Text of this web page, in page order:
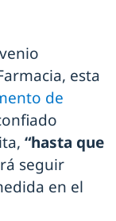
esta
de
“hasta que
seguir
en el